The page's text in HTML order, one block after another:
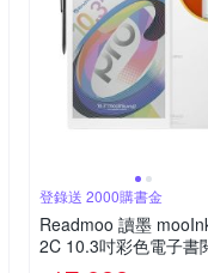
登錄送 2000購書金
Readmoo 讀墨
2C 10.3吋彩色電子書
器平板